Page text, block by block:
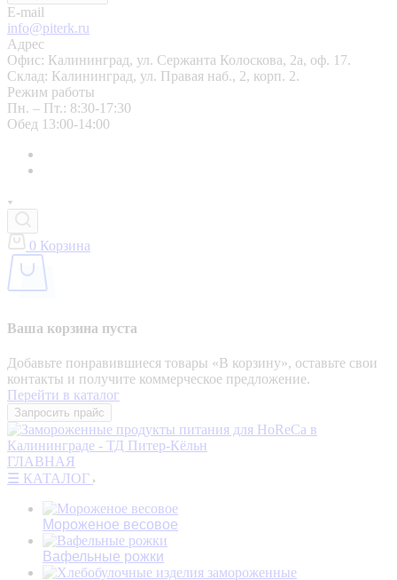
E-mail
info@piterk.ru
Адрес
Офис: Калининград, ул. Сержанта Колоскова, 2а, оф. 17.
Склад: Калининград, ул. Правая наб., 2, корп. 2.
Режим работы
Пн. – Пт.: 8:30-17:30
Обед 13:00-14:00
0 Корзина
Ваша корзина пуста
Добавьте понравившиеся товары «‎В корзину»‎, оставьте свои
контакты и получите коммерческое предложение.
Перейти в каталог
Запросить прайс
ГЛАВНАЯ
☰ КАТАЛОГ
Мороженое весовое
Вафельные рожки